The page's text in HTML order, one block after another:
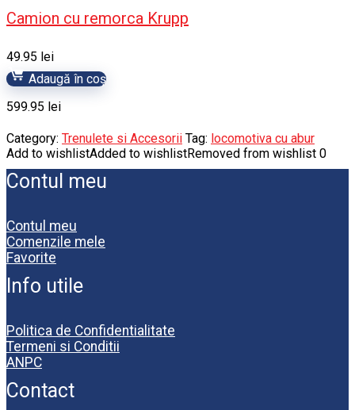
Camion cu remorca Krupp
49.95 lei
Adaugă în coș
599.95 lei
Category: Trenulete si Accesorii Tag: locomotiva cu abur
Add to wishlistAdded to wishlistRemoved from wishlist 0
Contul meu
Contul meu
Comenzile mele
Favorite
Info utile
Politica de Confidentialitate
Termeni si Conditii
ANPC
Contact